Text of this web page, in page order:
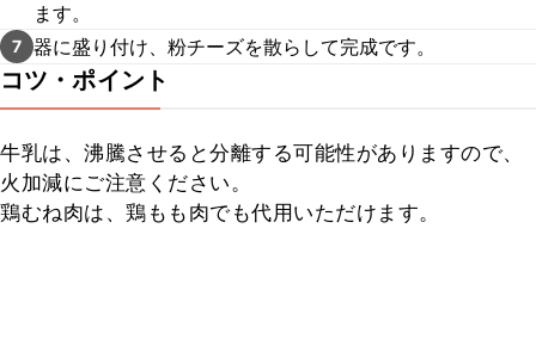
ます。
7 器に盛り付け、粉チーズを散らして完成です。
コツ・ポイント
牛乳は、沸騰させると分離する可能性がありますので、
火加減にご注意ください。
鶏むね肉は、鶏もも肉でも代用いただけます。